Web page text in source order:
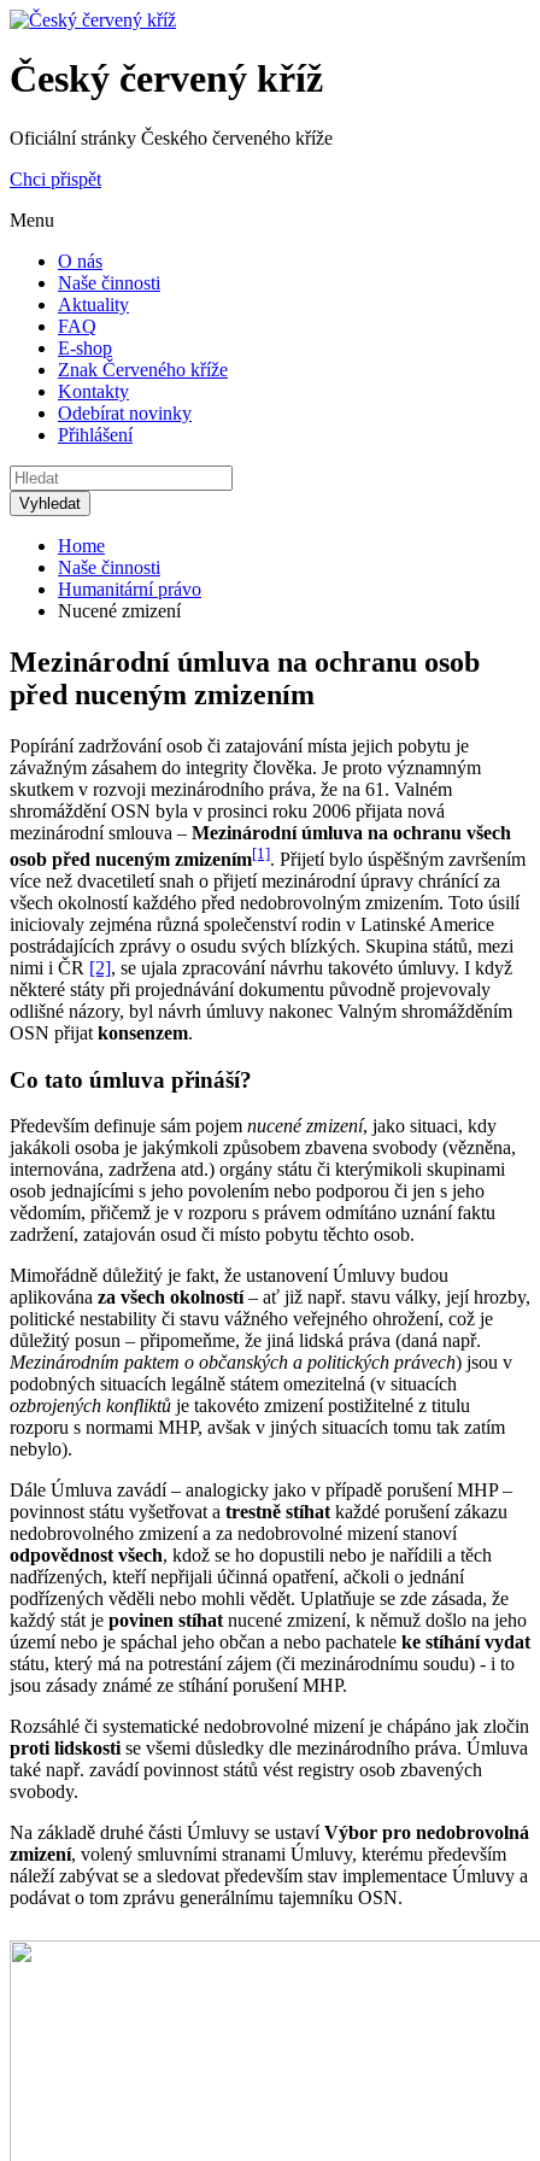
Český červený kříž
Oficiální stránky Českého červeného kříže
Chci přispět
Menu
O nás
Naše činnosti
Aktuality
FAQ
E-shop
Znak Červeného kříže
Kontakty
Odebírat novinky
Přihlášení
Home
Naše činnosti
Humanitární právo
Nucené zmizení
Mezinárodní úmluva na ochranu osob
před nuceným zmizením
Popírání zadržování osob či zatajování místa jejich pobytu je
závažným zásahem do integrity člověka. Je proto významným
skutkem v rozvoji mezinárodního práva, že na 61. Valném
shromáždění OSN byla v prosinci roku 2006 přijata nová
mezinárodní smlouva – Mezinárodní úmluva na ochranu všech
osob před nuceným zmizením[1]. Přijetí bylo úspěšným završením
více než dvacetiletí snah o přijetí mezinárodní úpravy chránící za
všech okolností každého před nedobrovolným zmizením. Toto úsilí
iniciovaly zejména různá společenství rodin v Latinské Americe
postrádajících zprávy o osudu svých blízkých. Skupina států, mezi
nimi i ČR [2], se ujala zpracování návrhu takovéto úmluvy. I když
některé státy při projednávání dokumentu původně projevovaly
odlišné názory, byl návrh úmluvy nakonec Valným shromážděním
OSN přijat konsenzem.
Co tato úmluva přináší?
Především definuje sám pojem nucené zmizení, jako situaci, kdy
jakákoli osoba je jakýmkoli způsobem zbavena svobody (vězněna,
internována, zadržena atd.) orgány státu či kterýmikoli skupinami
osob jednajícími s jeho povolením nebo podporou či jen s jeho
vědomím, přičemž je v rozporu s právem odmítáno uznání faktu
zadržení, zatajován osud či místo pobytu těchto osob.
Mimořádně důležitý je fakt, že ustanovení Úmluvy budou
aplikována za všech okolností– ať již např. stavu války, její hrozby,
politické nestability či stavu vážného veřejného ohrožení, což je
důležitý posun – připomeňme, že jiná lidská práva (daná např.
Mezinárodním paktem o občanských a politických právech) jsou v
podobných situacích legálně státem omezitelná (v situacích
ozbrojených konfliktů je takovéto zmizení postižitelné z titulu
rozporu s normami MHP, avšak v jiných situacích tomu tak zatím
nebylo).
Dále Úmluva zavádí – analogicky jako v případě porušení MHP –
povinnost státu vyšetřovat a trestně stíhatkaždé porušení zákazu
nedobrovolného zmizení a za nedobrovolné mizení stanoví
odpovědnost všech, kdož se ho dopustili nebo je nařídili a těch
nadřízených, kteří nepřijali účinná opatření, ačkoli o jednání
podřízených věděli nebo mohli vědět. Uplatňuje se zde zásada, že
každý stát je povinen stíhatnucené zmizení, k němuž došlo na jeho
území nebo je spáchal jeho občan a nebo pachatele ke stíhání vydat
státu, který má na potrestání zájem (či mezinárodnímu soudu) - i to
jsou zásady známé ze stíhání porušení MHP.
Rozsáhlé či systematické nedobrovolné mizení je chápáno jak zločin
proti lidskostise všemi důsledky dle mezinárodního práva. Úmluva
také např. zavádí povinnost států vést registry osob zbavených
svobody.
Na základě druhé části Úmluvy se ustaví Výbor pro nedobrovolná
zmizení, volený smluvními stranami Úmluvy, kterému především
náleží zabývat se a sledovat především stav implementace Úmluvy a
podávat o tom zprávu generálnímu tajemníku OSN.